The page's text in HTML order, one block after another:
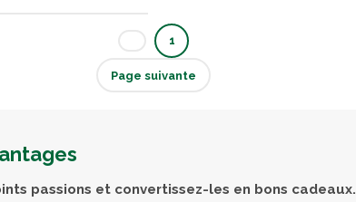
1
Page suivante
passions et convertissez-les en bons cadeaux.